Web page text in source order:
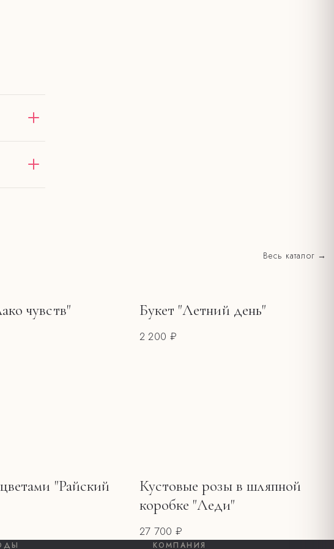
Весь каталог →
чувств" Букет "Летний день"
2 200 ₽
"Райский
Кустовые розы в шляпной
коробке "Леди"
27 700 ₽
КОМПАНИЯ